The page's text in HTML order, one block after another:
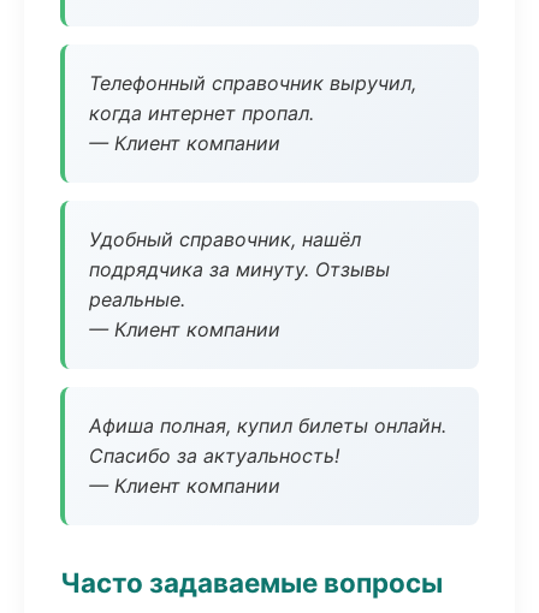
Телефонный справочник выручил,
когда интернет пропал.
— Клиент компании
Удобный справочник, нашёл
подрядчика за минуту. Отзывы
реальные.
— Клиент компании
Афиша полная, купил билеты онлайн.
Спасибо за актуальность!
— Клиент компании
Часто задаваемые вопросы